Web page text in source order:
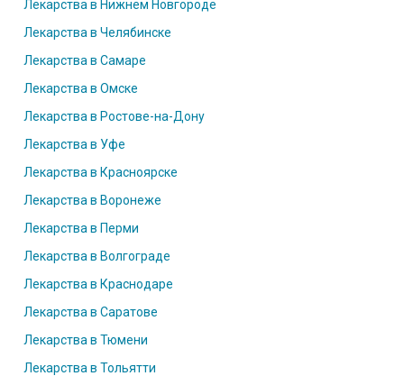
Лекарства в Нижнем Новгороде
Лекарства в Челябинске
Лекарства в Самаре
Лекарства в Омске
Лекарства в Ростове-на-Дону
Лекарства в Уфе
Лекарства в Красноярске
Лекарства в Воронеже
Лекарства в Перми
Лекарства в Волгограде
Лекарства в Краснодаре
Лекарства в Саратове
Лекарства в Тюмени
Лекарства в Тольятти